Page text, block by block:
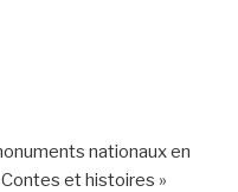
nationaux en
et histoires »